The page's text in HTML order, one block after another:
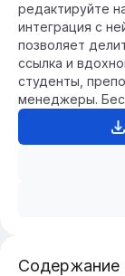
редактируйте
интеграция с
позволяет
ссылка и
студенты,
менеджеры.
Содержание